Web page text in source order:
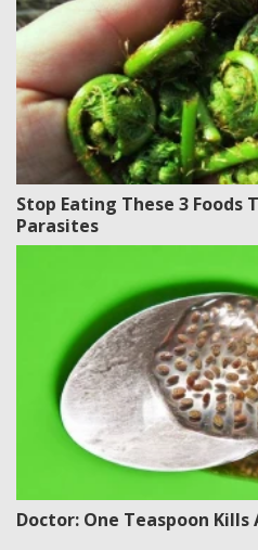
Stop Eating These 3 Foods
Parasites
Doctor: One Teaspoon Kills